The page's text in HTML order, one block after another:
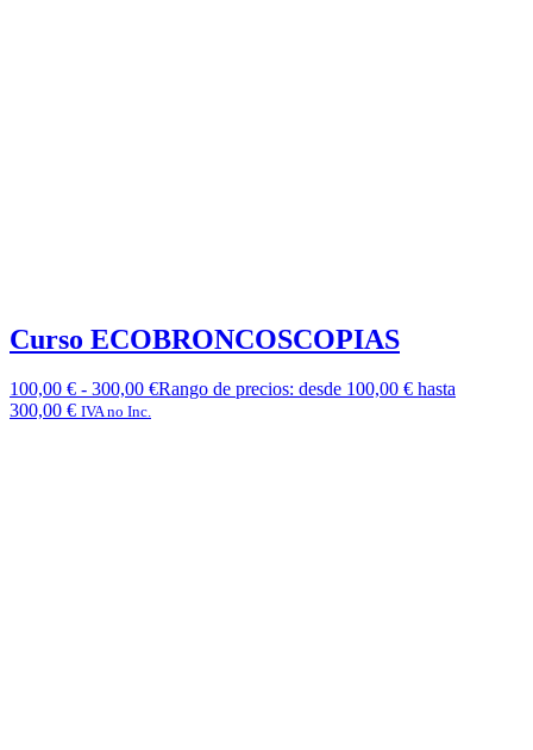
Curso ECOBRONCOSCOPIAS
100,00 € - 300,00 €Rango de precios: desde 100,00 € hasta
300,00 € IVA no Inc.